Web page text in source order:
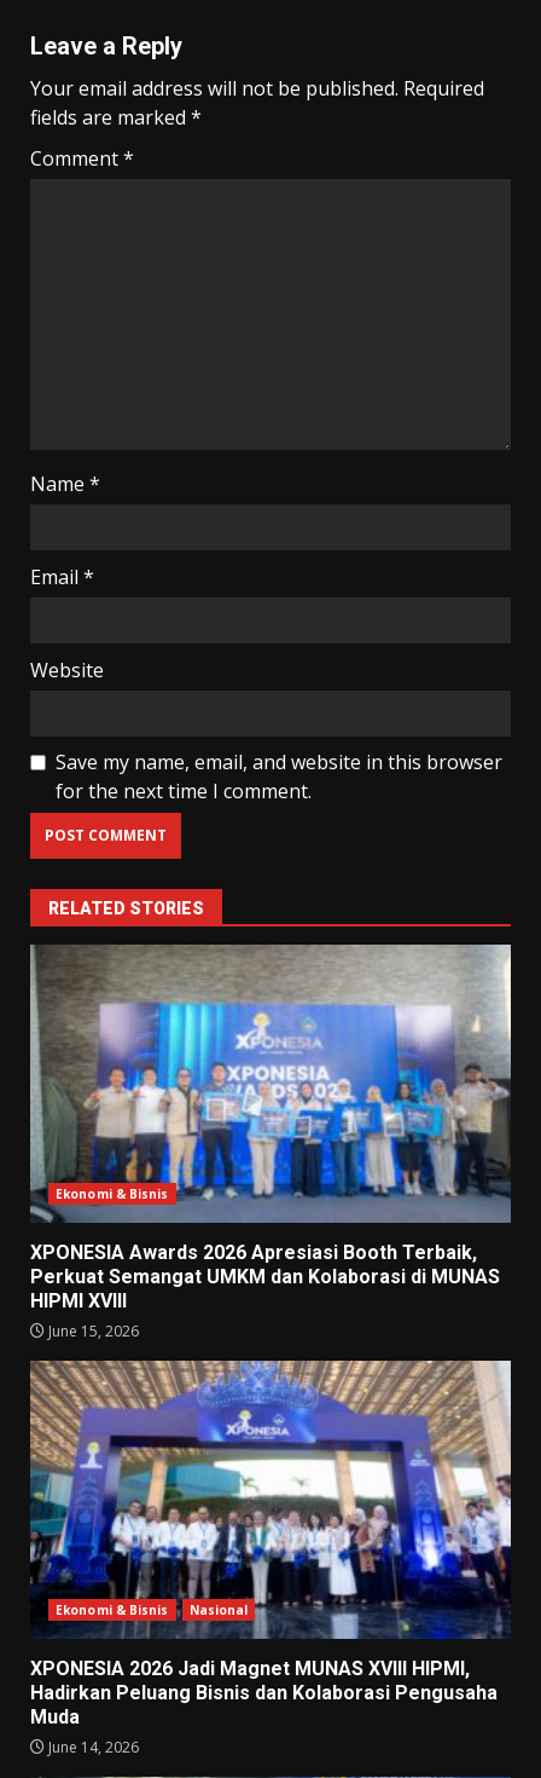
Leave a Reply
Your email address will not be published. Required
fields are marked *
Comment*
Name *
Email *
Website
Save my name, email, and website in this browser
for the next time I comment.
RELATED STORIES
Ekonomi & Bisnis
XPONESIA Awards 2026 Apresiasi Booth Terbaik,
Perkuat Semangat UMKM dan Kolaborasi di MUNAS
HIPMI XVIII
June 15, 2026
Ekonomi & Bisnis Nasional
XPONESIA 2026 Jadi Magnet MUNAS XVIII HIPMI,
Hadirkan Peluang Bisnis dan Kolaborasi Pengusaha
Muda
June 14, 2026